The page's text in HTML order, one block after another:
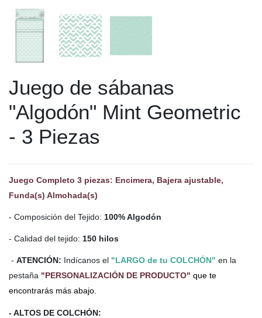
Juego de sábanas
"Algodón" Mint Geometric
- 3 Piezas
Juego Completo 3 piezas: Encimera, Bajera ajustable,
Funda(s) Almohada(s)
- Composición del Tejido: 100% Algodón
- Calidad del tejido: 150 hilos
- ATENCIÓN: Indícanos el "LARGO de tu COLCHÓN" en la
pestaña "PERSONALIZACIÓN DE PRODUCTO" que te
encontrarás más abajo.
- ALTOS DE COLCHÓN: